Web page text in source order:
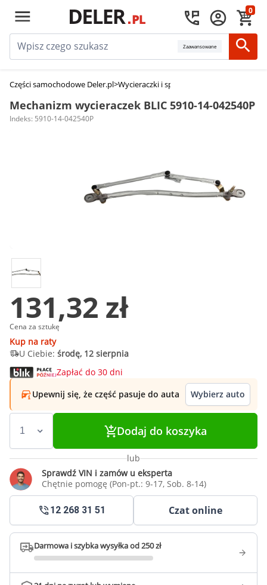
0
Zaawansowane
Części samochodowe Deler.pl>Wycieraczki i spryskiwacze
Mechanizm wycieraczek BLIC 5910-14-042540P
Indeks: 5910-14-042540P
131,32 zł
Cena za sztukę
Kup na raty
U Ciebie: środę, 12 sierpnia
Zapłać do 30 dni
Upewnij się, że część pasuje do auta
Wybierz auto
Dodaj do koszyka
lub
Sprawdź VIN i zamów u eksperta
Chętnie pomogę (Pon-pt.: 9-17, Sob. 8-14)
12 268 31 51 Czat online
Darmowa i szybka wysyłka od 250 zł